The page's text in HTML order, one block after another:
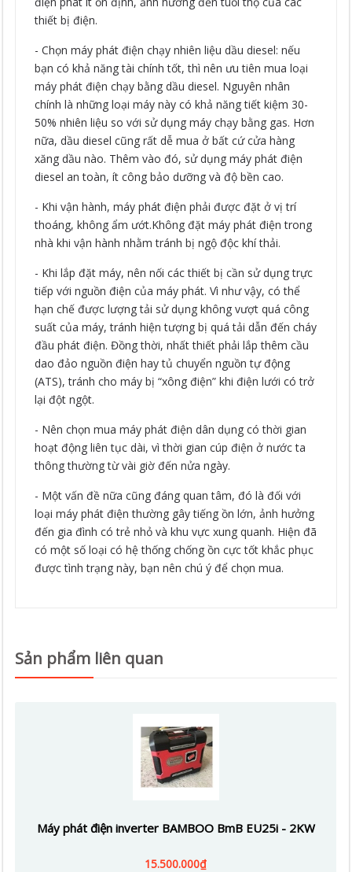
thiết bị điện.
- Chọn máy phát điện chạy nhiên liệu dầu diesel: nếu
bạn có khả năng tài chính tốt, thì nên ưu tiên mua loại
máy phát điện chạy bằng dầu diesel. Nguyên nhân
chính là những loại máy này có khả năng tiết kiệm 30-
50% nhiên liệu so với sử dụng máy chạy bằng gas. Hơn
nữa, dầu diesel cũng rất dễ mua ở bất cứ cửa hàng
xăng dầu nào. Thêm vào đó, sử dụng máy phát điện
diesel an toàn, ít công bảo dưỡng và độ bền cao.
- Khi vận hành, máy phát điện phải được đặt ở vị trí
thoáng, không ẩm ướt.Không đặt máy phát điện trong
nhà khi vận hành nhằm tránh bị ngộ độc khí thải.
- Khi lắp đặt máy, nên nối các thiết bị cần sử dụng trực
tiếp với nguồn điện của máy phát. Vì như vậy, có thể
hạn chế được lượng tải sử dụng không vượt quá công
suất của máy, tránh hiện tượng bị quá tải dẫn đến cháy
đầu phát điện. Đồng thời, nhất thiết phải lắp thêm cầu
dao đảo nguồn điện hay tủ chuyển nguồn tự động
(ATS), tránh cho máy bị “xông điện” khi điện lưới có trở
lại đột ngột.
- Nên chọn mua máy phát điện dân dụng có thời gian
hoạt động liên tục dài, vì thời gian cúp điện ở nước ta
thông thường từ vài giờ đến nửa ngày.
- Một vấn đề nữa cũng đáng quan tâm, đó là đối với
loại máy phát điện thường gây tiếng ồn lớn, ảnh hưởng
đến gia đình có trẻ nhỏ và khu vực xung quanh. Hiện đã
có một số loại có hệ thống chống ồn cực tốt khắc phục
được tình trạng này, bạn nên chú ý để chọn mua.
Sản phẩm liên quan
Máy phát điện inverter BAMBOO BmB EU25i - 2KW
15.500.000₫